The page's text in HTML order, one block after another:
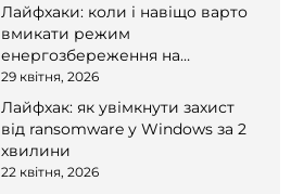
Лайфхаки: коли і навіщо варто
вмикати режим
енергозбереження на
смартфоні
29 квітня, 2026
Лайфхак: як увімкнути захист
від ransomware у Windows за 2
хвилини
22 квітня, 2026